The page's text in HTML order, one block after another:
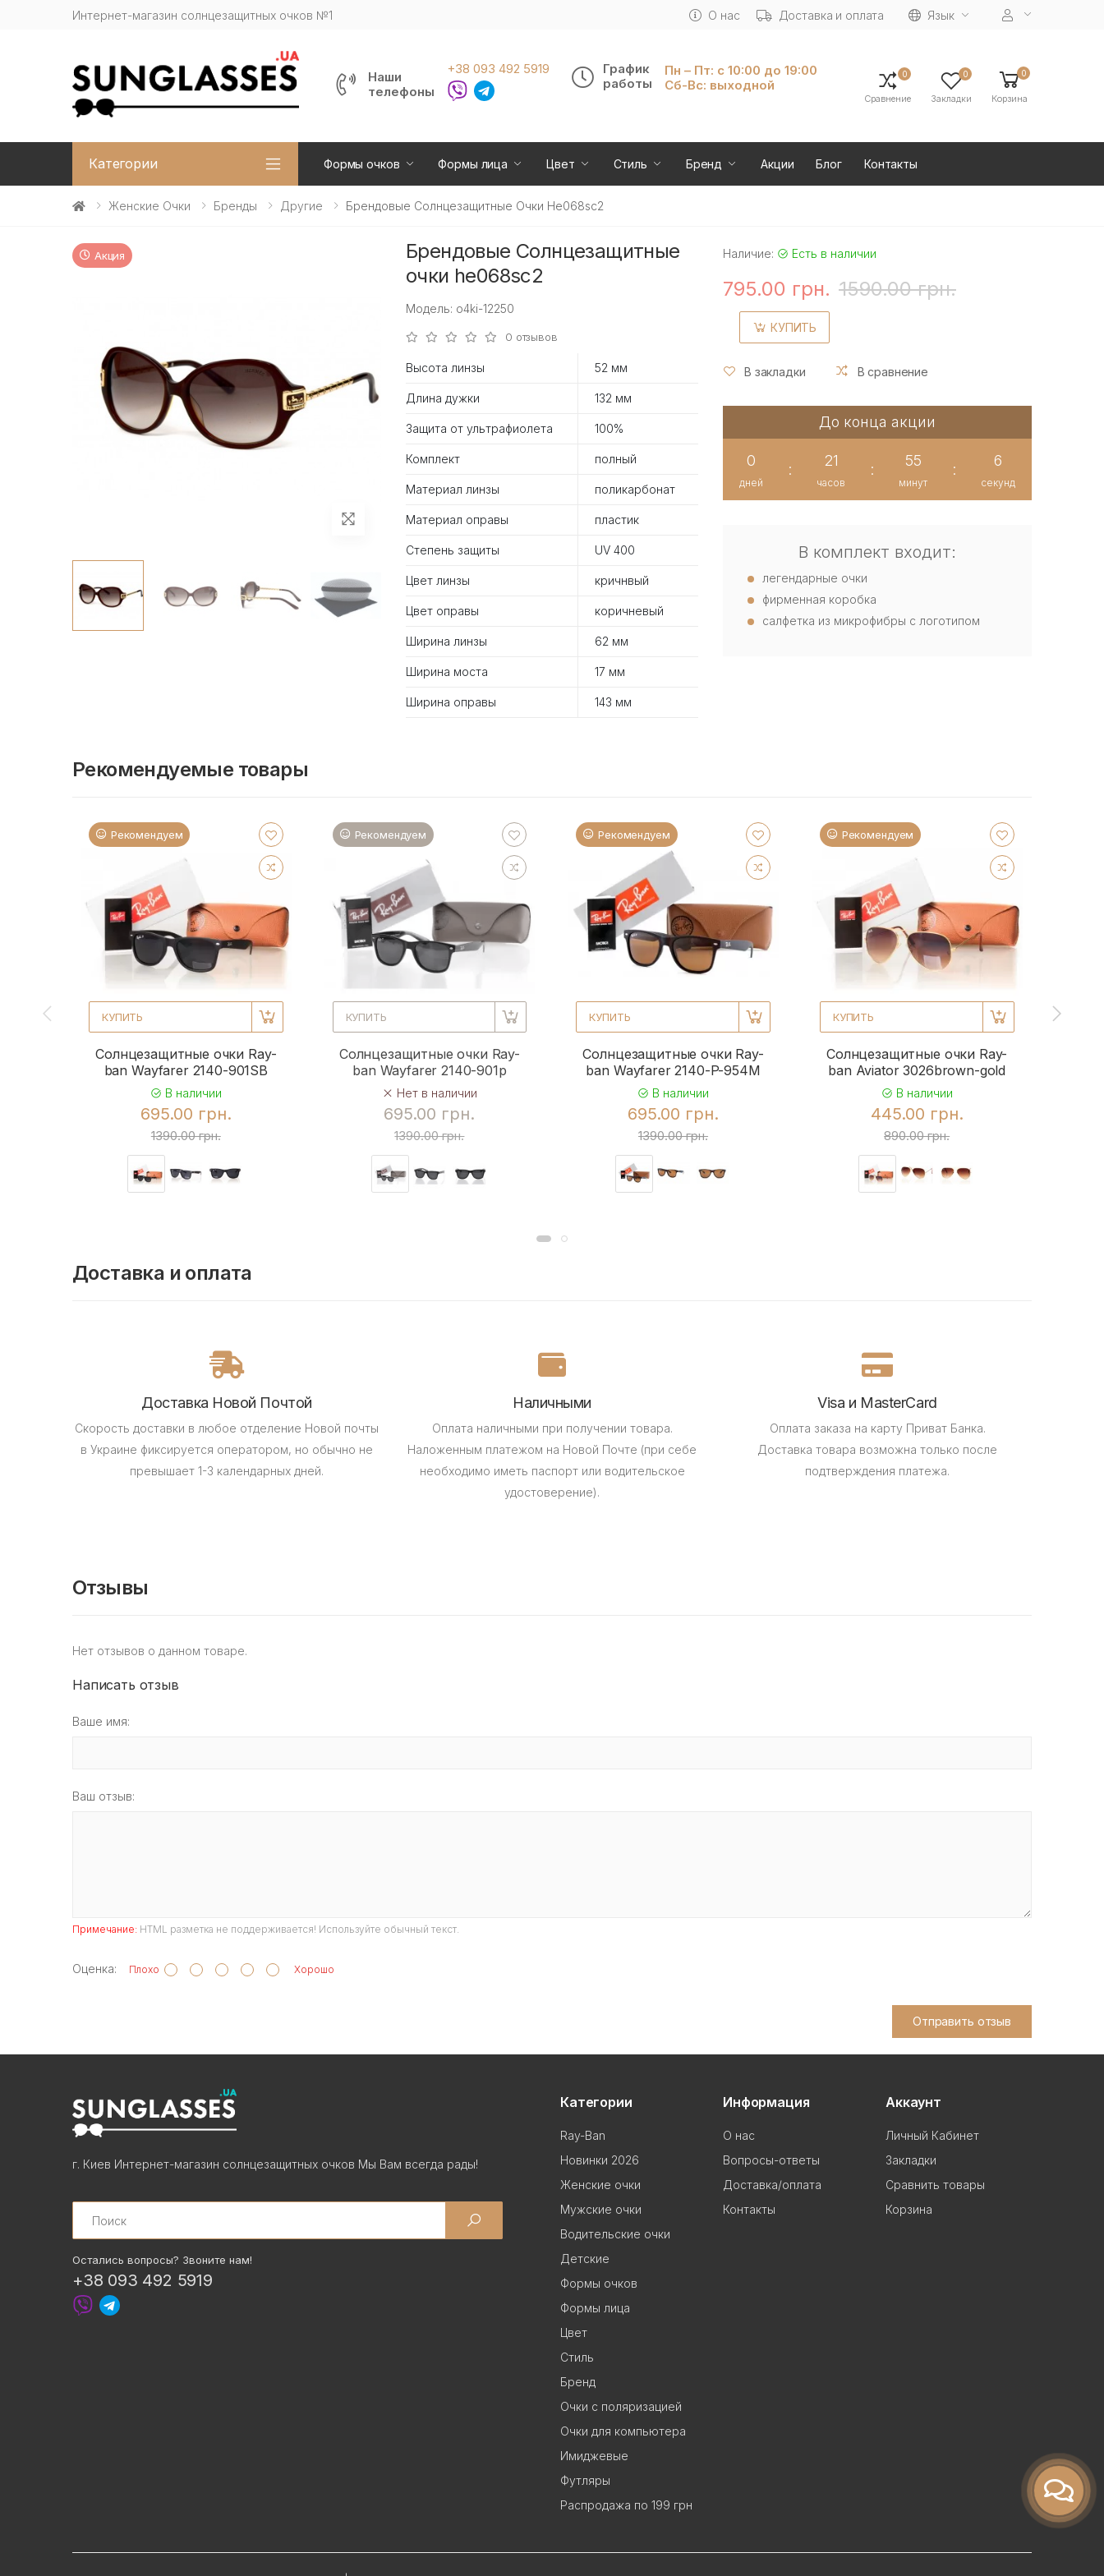
Интернет-магазин солнцезащитных очков №1 О нас Доставка и оплата Язык
Наши
телефоны
+38 093 492 5919
График
работы
Пн – Пт: с 10:00 до 19:00
Сб-Вс: выходной
0
Сравнение
0
Закладки
0
Корзина
Категории Формы очков Формы лица Цвет Стиль Бренд Акции Блог Контакты
Женские Очки Бренды Другие Брендовые Солнцезащитные Очки He068sc2
Акция
Брендовые Солнцезащитные
очки he068sc2
Модель: o4ki-12250
0 отзывов
Высота линзы 52 мм
Длина дужки 132 мм
Защита от ультрафиолета 100%
Комплект полный
Материал линзы поликарбонат
Материал оправы пластик
Степень защиты UV 400
Цвет линзы кричнвый
Цвет оправы коричневый
Ширина линзы 62 мм
Ширина моста 17 мм
Ширина оправы 143 мм
Наличие: Есть в наличии
795.00 грн. 1590.00 грн.
КУПИТЬ
В закладки В сравнение
До конца акции
0
дней
:
21
часов
:
55
минут
:
5
секунд
В комплект входит:
легендарные очки
фирменная коробка
салфетка из микрофибры с логотипом
Рекомендуемые товары
Рекомендуем
КУПИТЬ
Солнцезащитные очки Ray-
ban Wayfarer 2140-901SB
В наличии
695.00 грн.
1390.00 грн.
Рекомендуем
КУПИТЬ
Солнцезащитные очки Ray-
ban Wayfarer 2140-901p
Нет в наличии
695.00 грн.
1390.00 грн.
Рекомендуем
КУПИТЬ
Солнцезащитные очки Ray-
ban Wayfarer 2140-P-954M
В наличии
695.00 грн.
1390.00 грн.
Рекомендуем
КУПИТЬ
Солнцезащитные очки Ray-
ban Aviator 3026brown-gold
В наличии
445.00 грн.
890.00 грн.
Доставка и оплата
Доставка Новой Почтой
Скорость доставки в любое отделение Новой почты
в Украине фиксируется оператором, но обычно не
превышает 1-3 календарных дней.
Наличными
Оплата наличными при получении товара.
Наложенным платежом на Новой Почте (при себе
необходимо иметь паспорт или водительское
удостоверение).
Visa и MasterCard
Оплата заказа на карту Приват Банка.
Доставка товара возможна только после
подтверждения платежа.
Отзывы
Нет отзывов о данном товаре.
Написать отзыв
Ваше имя:
Ваш отзыв:
Примечание: HTML разметка не поддерживается! Используйте обычный текст.
Оценка: Плохо Хорошо
Отправить отзыв
г. Киев Интернет-магазин солнцезащитных очков Мы Вам всегда рады!
Search
Остались вопросы? Звоните нам!
+38 093 492 5919
Категории
Ray-Ban
Новинки 2026
Женские очки
Мужские очки
Водительские очки
Детские
Формы очков
Формы лица
Цвет
Стиль
Бренд
Очки с поляризацией
Очки для компьютера
Имиджевые
Футляры
Распродажа по 199 грн
Информация
О нас
Вопросы-ответы
Доставка/оплата
Контакты
Аккаунт
Личный Кабинет
Закладки
Сравнить товары
Корзина